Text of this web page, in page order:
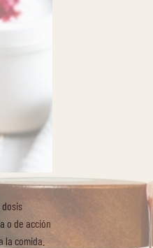
o de acción
comida.